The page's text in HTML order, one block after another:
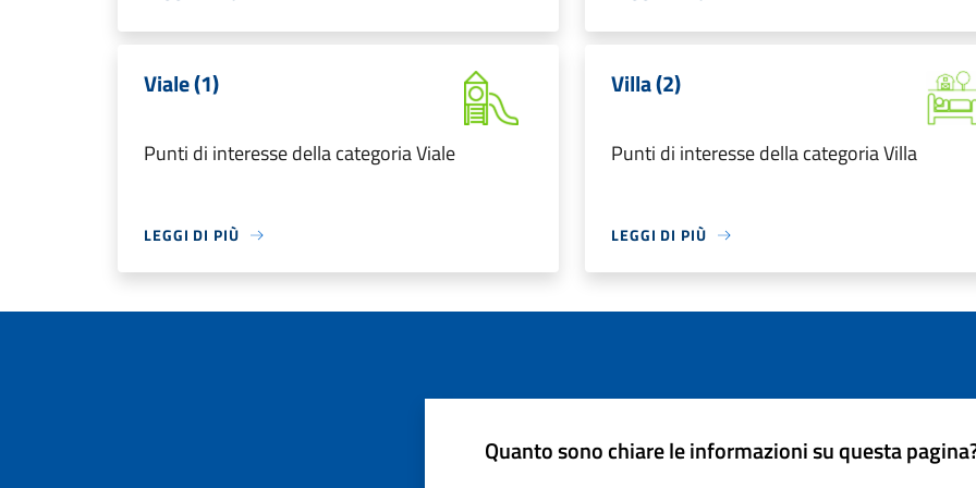
Viale (1)
Punti di interesse della categoria Viale
LEGGI DI PIÙ
Villa (2)
Punti di interesse della categoria Villa
LEGGI DI PIÙ
Quanto sono chiare le informazioni su questa